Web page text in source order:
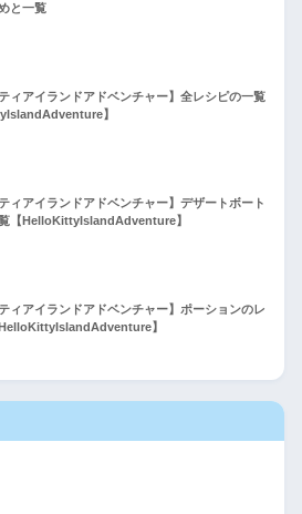
と一覧
ティアイランドアドベンチャー】全レシピの一覧
】
ィアイランドアドベンチャー】デザートボート
【HelloKittyIslandAdventure】
ィアイランドアドベンチャー】ポーションのレ
】